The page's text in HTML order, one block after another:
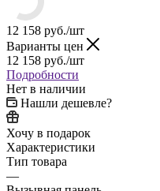
12 158 руб./шт
Варианты цен
12 158 руб./шт
Подробности
Нет в наличии
Нашли дешевле?
Хочу в подарок
Характеристики
Тип товара
—